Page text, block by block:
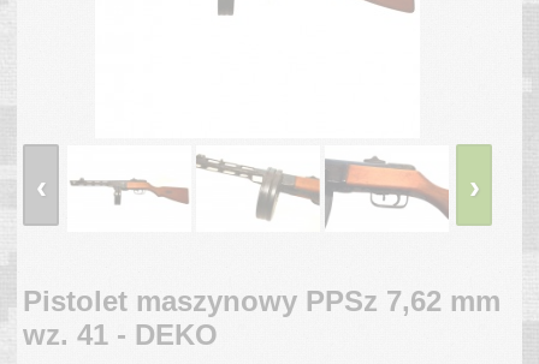
›
‹
Pistolet maszynowy PPSz 7,62 mm
wz. 41 - DEKO